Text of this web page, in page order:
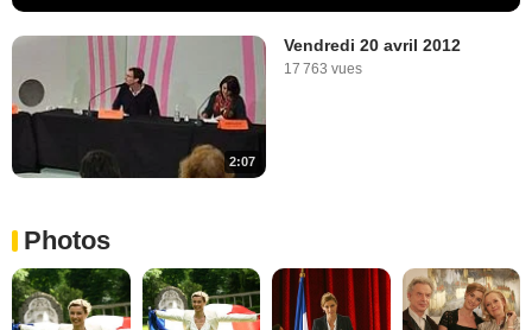
2:07
Vendredi 20 avril 2012
17 763 vues
Photos